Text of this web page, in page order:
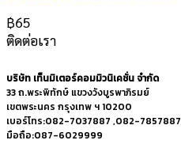
฿65
ติดต่อเรา
บริษัท เท็นมิเตอร์คอมมิวนิเคชั่น จำกัด
33 ถ.พระพิทักษ์ แขวงวังบูรพาภิรมย์
เขตพระนคร กรุงเทพ ฯ 10200
เบอร์โทร:082-7037887 ,082-7857887
มือถือ:087-6029999